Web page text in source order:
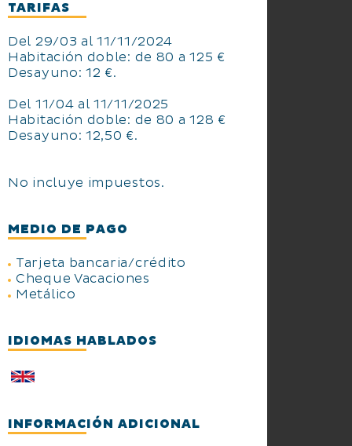
TARIFAS
Del 29/03 al 11/11/2024
Habitación doble: de 80 a 125 €
Desayuno: 12 €.
Del 11/04 al 11/11/2025
Habitación doble: de 80 a 128 €
Desayuno: 12,50 €.
No incluye impuestos.
MEDIO DE PAGO
Tarjeta bancaria/crédito
Cheque Vacaciones
Metálico
IDIOMAS HABLADOS
INFORMACIÓN ADICIONAL